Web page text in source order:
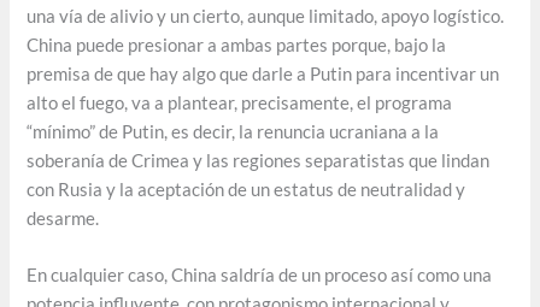
una vía de alivio y un cierto, aunque limitado, apoyo logístico.
China puede presionar a ambas partes porque, bajo la
premisa de que hay algo que darle a Putin para incentivar un
alto el fuego, va a plantear, precisamente, el programa
“mínimo” de Putin, es decir, la renuncia ucraniana a la
soberanía de Crimea y las regiones separatistas que lindan
con Rusia y la aceptación de un estatus de neutralidad y
desarme.
En cualquier caso, China saldría de un proceso así como una